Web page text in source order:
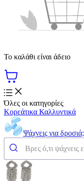
Το καλάθι είναι άδειο
Όλες οι κατηγορίες
Κορεάτικα Καλλυντικά
Ψάχνεις για δροσιά;